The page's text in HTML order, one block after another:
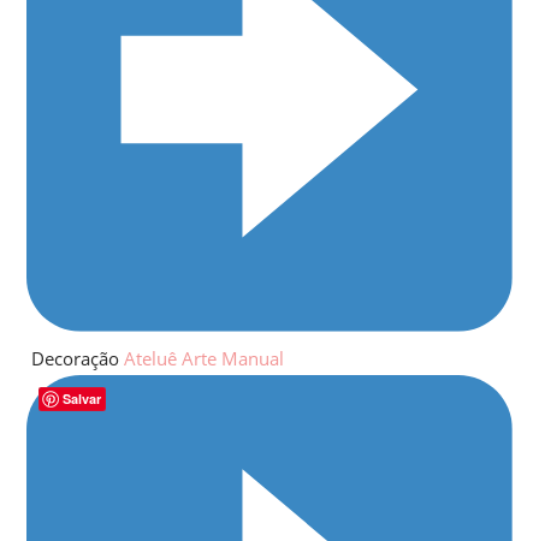
DecoraçãoAteluê Arte Manual
Salvar